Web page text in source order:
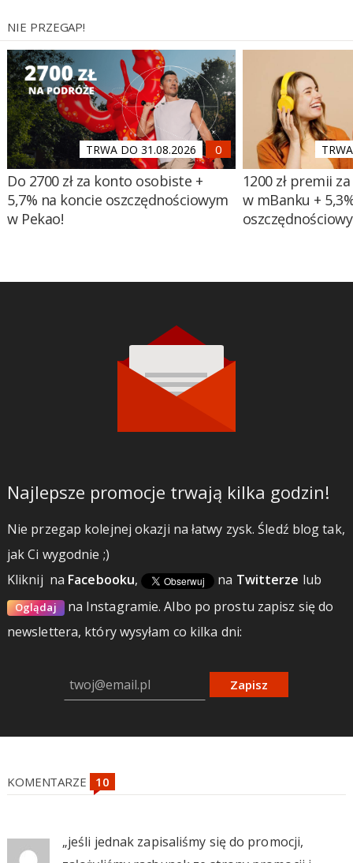
NIE PRZEGAP!
TRWA DO 31.08.2026
Do 2700 zł za konto osobiste +
5,7% na koncie oszczędnościowym
w Pekao!
1200 zł premii
w mBanku +
Najlepsze promocje trwają kilka godzin!
Nie przegap kolejnej okazji na łatwy zysk. Śledź blog tak,
jak Ci wygodnie ;)
Kliknij na Facebooku, na Twitterze lub
Oglądaj na Instagramie.Albo po prostu zapisz się do
newslettera, który wysyłam co kilka dni:
Zapisz
KOMENTARZE
„jeśli jednak zapisaliśmy się do promocji,